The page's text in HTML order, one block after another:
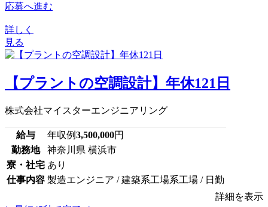
応募へ進む
詳しく
見る
【プラントの空調設計】年休121日
株式会社マイスターエンジニアリング
給与 年収例3,500,000円
勤務地
神奈川県 横浜市
寮・社宅 あり
仕事内容 製造エンジニア / 建築系工場系工場 / 日勤
詳細を表示